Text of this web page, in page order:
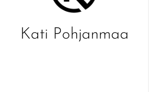
Kati Pohjanmaa